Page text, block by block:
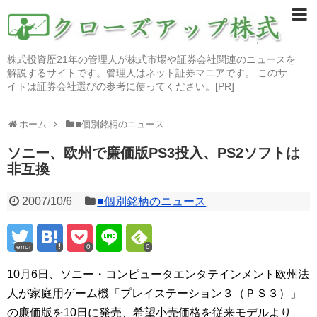
株式投資歴21年の管理人が株式市場や証券会社関連のニュースを
解説するサイトです。管理人はネット証券マニアです。 このサ
イトは証券会社選びの参考に使ってください。[PR]
ホーム ■個別銘柄のニュース
ソニー、欧州で廉価版PS3投入、PS2ソフトは
非互換
2007/10/6 ■個別銘柄のニュース
error 0 0
10月6日、ソニー・コンピュータエンタテインメント欧州法
人が家庭用ゲーム機「プレイステーション３（ＰＳ３）」
の廉価版を10日に発売、希望小売価格を従来モデルより